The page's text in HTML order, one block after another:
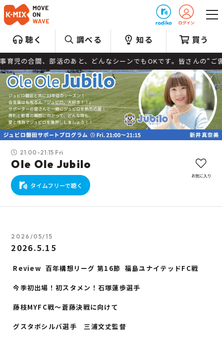
聴く 調べる 知る 買う
、部活のあと、どんなシーンでもOKです。皆さんの“
21:00-21:15 Fri
Ole Ole Jubilo
タイムフリーで聴く
お気に入り
2026/05/15
2026.5.15
Review 百年構想リーグ第16節 福島ユナイテッドFC戦
今季初出場！初スタメン！石塚蓮歩選手
藤枝MYFC戦〜蒼藤決戦に向けて
グスタボシルバ選手 三浦文丈監督